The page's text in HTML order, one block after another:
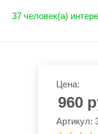
37 человек(а)
Цена:
960
Артикул: